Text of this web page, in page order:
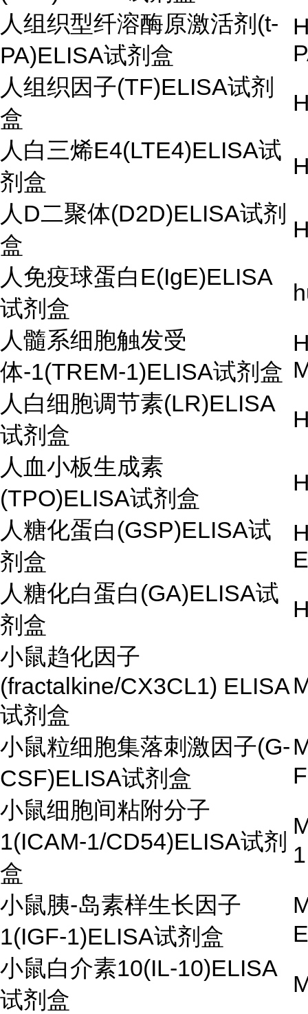
人组织型纤溶酶原激活剂(t-
PA)ELISA试剂盒
人组织因子(TF)ELISA试剂
盒
人白三烯E4(LTE4)ELISA试
剂盒
人D二聚体(D2D)ELISA试剂
盒
人免疫球蛋白E(IgE)ELISA
试剂盒
人髓系细胞触发受
体-1(TREM-1)ELISA试剂盒
人白细胞调节素(LR)ELISA
试剂盒
人血小板生成素
(TPO)ELISA试剂盒
人糖化蛋白(GSP)ELISA试
剂盒
人糖化白蛋白(GA)ELISA试
剂盒
小鼠趋化因子
(fractalkine/CX3CL1) ELISA
试剂盒
小鼠粒细胞集落刺激因子(G-
CSF)ELISA试剂盒
小鼠细胞间粘附分子
1(ICAM-1/CD54)ELISA试剂
盒
小鼠胰-岛素样生长因子
1(IGF-1)ELISA试剂盒
小鼠白介素10(IL-10)ELISA
试剂盒